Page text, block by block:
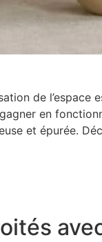
de
en
et épurée.